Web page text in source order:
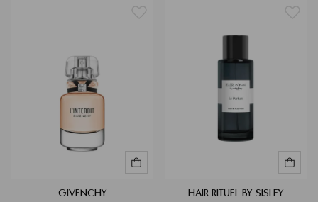
GIVENCHY HAIR RITUEL BY SISLEY